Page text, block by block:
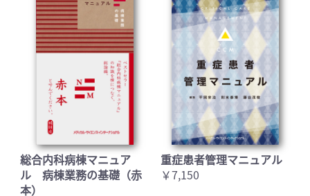
総合内科病棟マニュア
ル 病棟業務の基礎（赤
本）
重症患者管理マニュアル
￥7,150